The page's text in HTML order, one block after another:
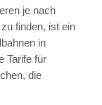
je nach
finden, ist ein
in
Tarife für
die